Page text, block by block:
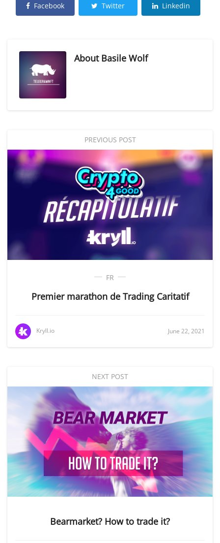
Facebook Twitter Linkedin
About Basile Wolf
PREVIOUS POST
FR
Premier marathon de Trading Caritatif
Kryll.io June 22, 2021
NEXT POST
Bearmarket? How to trade it?